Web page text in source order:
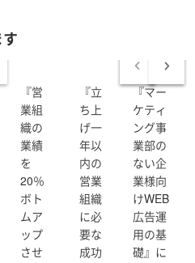
ります。
ントも行い、会社運営も行
業組織や広報組織に特化した
におけるポイントはもとよ
為の研修やトークスクリプ
のルール策定、広報活動のPR
のミニマム部分まで、何でも
７名組織から１００名超えの
思います。
『営
業組
織の
業績
を
20％
ボト
ムア
ップ
させ
『立
ち上
げ一
年以
内の
営業
組織
に必
要な
成功
『マー
ケティ
ング事
業部の
ない企
業様向
けWEB
広告運
用の基
礎』に